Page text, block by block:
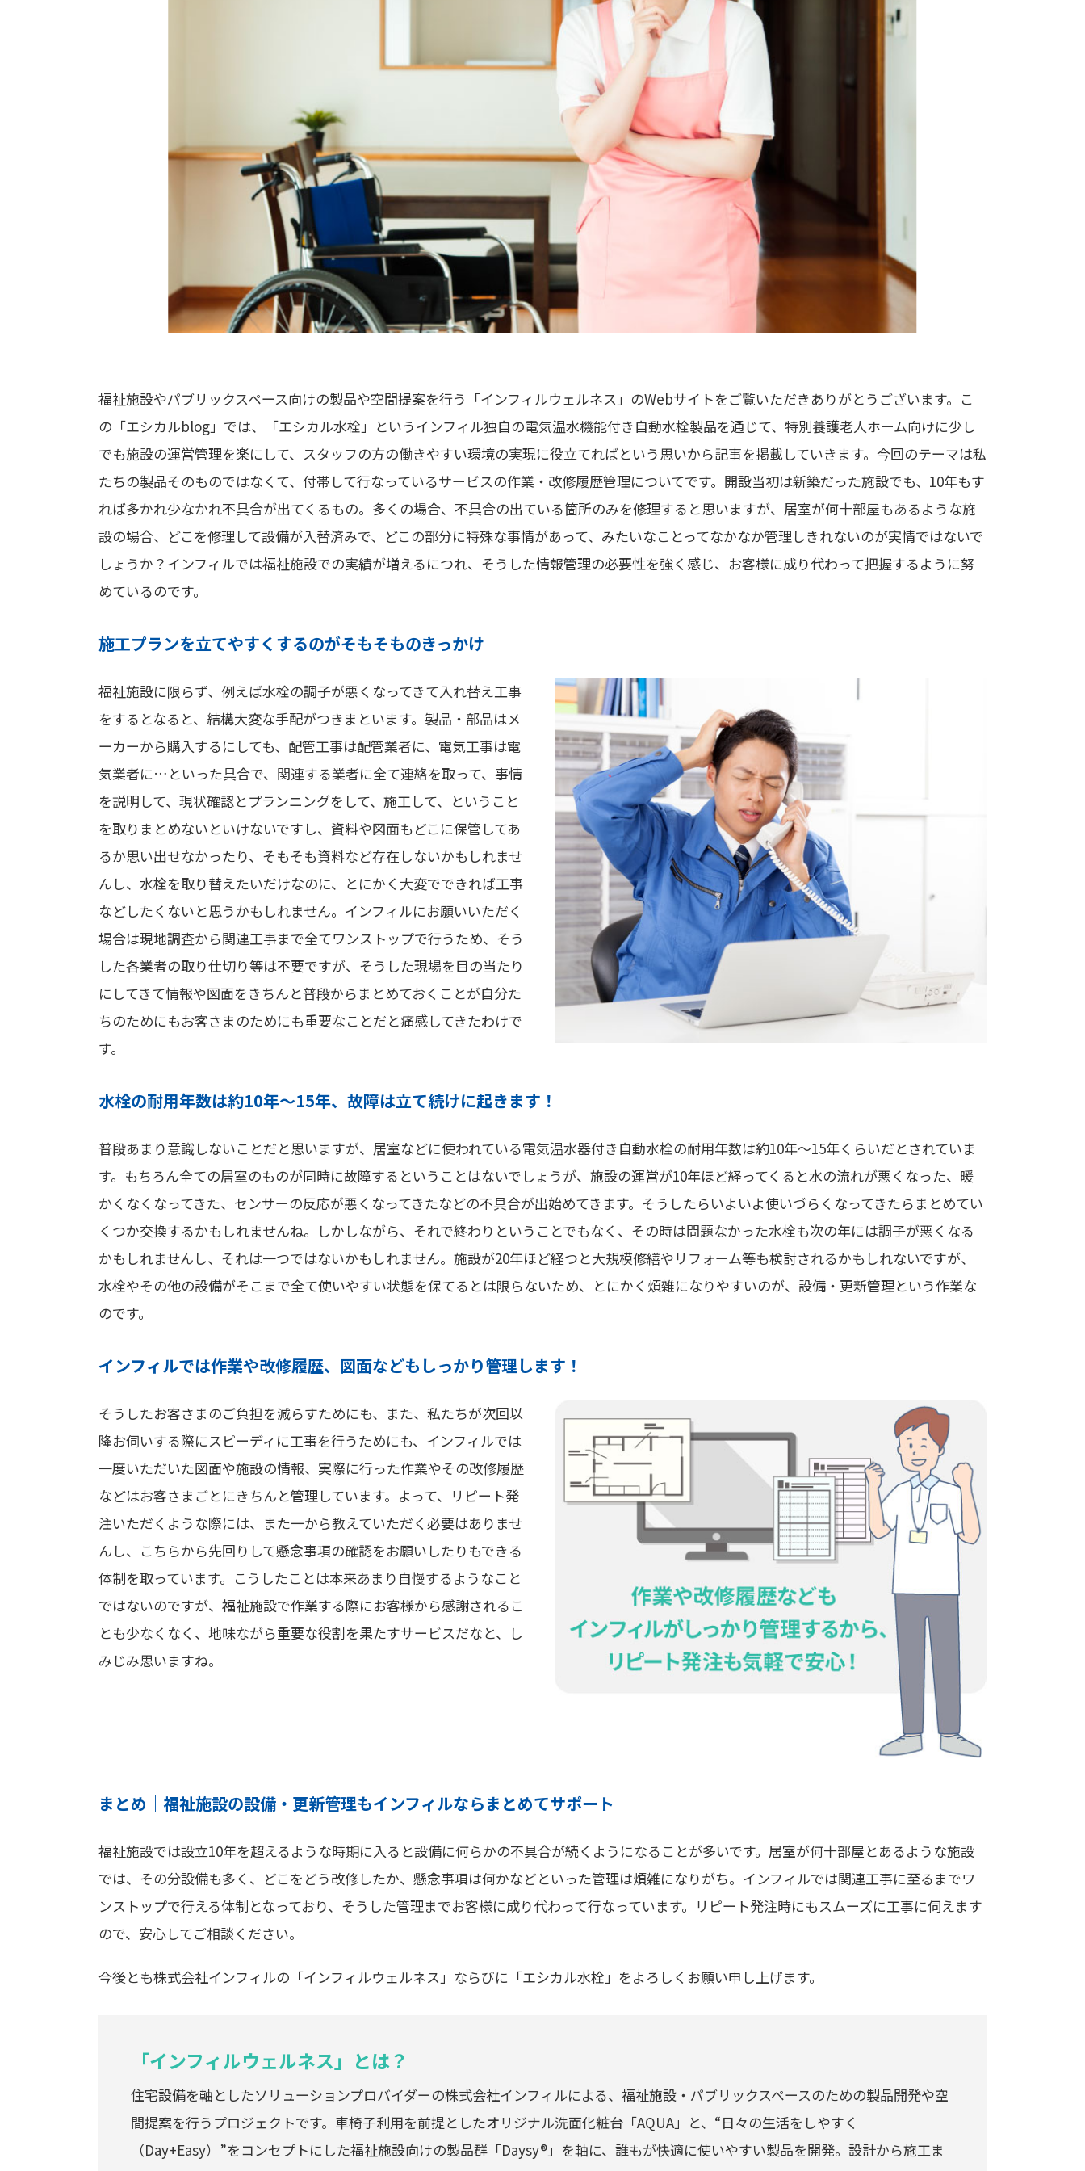
福祉施設やパブリックスペース向けの製品や空間提案を行う「インフィルウェルネス」のWebサイトをご覧いただきありがとうございます。こ
の「エシカルblog」では、「エシカル水栓」というインフィル独自の電気温水機能付き自動水栓製品を通じて、特別養護老人ホーム向けに少し
でも施設の運営管理を楽にして、スタッフの方の働きやすい環境の実現に役立てればという思いから記事を掲載していきます。今回のテーマは私
たちの製品そのものではなくて、付帯して行なっているサービスの作業・改修履歴管理についてです。開設当初は新築だった施設でも、10年もす
れば多かれ少なかれ不具合が出てくるもの。多くの場合、不具合の出ている箇所のみを修理すると思いますが、居室が何十部屋もあるような施
設の場合、どこを修理して設備が入替済みで、どこの部分に特殊な事情があって、みたいなことってなかなか管理しきれないのが実情ではないで
しょうか？インフィルでは福祉施設での実績が増えるにつれ、そうした情報管理の必要性を強く感じ、お客様に成り代わって把握するように努
めているのです。
施工プランを立てやすくするのがそもそものきっかけ
福祉施設に限らず、例えば水栓の調子が悪くなってきて入れ替え工事
をするとなると、結構大変な手配がつきまといます。製品・部品はメ
ーカーから購入するにしても、配管工事は配管業者に、電気工事は電
気業者に…といった具合で、関連する業者に全て連絡を取って、事情
を説明して、現状確認とプランニングをして、施工して、ということ
を取りまとめないといけないですし、資料や図面もどこに保管してあ
るか思い出せなかったり、そもそも資料など存在しないかもしれませ
んし、水栓を取り替えたいだけなのに、とにかく大変でできれば工事
などしたくないと思うかもしれません。インフィルにお願いいただく
場合は現地調査から関連工事まで全てワンストップで行うため、そう
した各業者の取り仕切り等は不要ですが、そうした現場を目の当たり
にしてきて情報や図面をきちんと普段からまとめておくことが自分た
ちのためにもお客さまのためにも重要なことだと痛感してきたわけで
す。
水栓の耐用年数は約10年〜15年、故障は立て続けに起きます！
普段あまり意識しないことだと思いますが、居室などに使われている電気温水器付き自動水栓の耐用年数は約10年〜15年くらいだとされていま
す。もちろん全ての居室のものが同時に故障するということはないでしょうが、施設の運営が10年ほど経ってくると水の流れが悪くなった、暖
かくなくなってきた、センサーの反応が悪くなってきたなどの不具合が出始めてきます。そうしたらいよいよ使いづらくなってきたらまとめてい
くつか交換するかもしれませんね。しかしながら、それで終わりということでもなく、その時は問題なかった水栓も次の年には調子が悪くなる
かもしれませんし、それは一つではないかもしれません。施設が20年ほど経つと大規模修繕やリフォーム等も検討されるかもしれないですが、
水栓やその他の設備がそこまで全て使いやすい状態を保てるとは限らないため、とにかく煩雑になりやすいのが、設備・更新管理という作業な
のです。
インフィルでは作業や改修履歴、図面などもしっかり管理します！
そうしたお客さまのご負担を減らすためにも、また、私たちが次回以
降お伺いする際にスピーディに工事を行うためにも、インフィルでは
一度いただいた図面や施設の情報、実際に行った作業やその改修履歴
などはお客さまごとにきちんと管理しています。よって、リピート発
注いただくような際には、また一から教えていただく必要はありませ
んし、こちらから先回りして懸念事項の確認をお願いしたりもできる
体制を取っています。こうしたことは本来あまり自慢するようなこと
ではないのですが、福祉施設で作業する際にお客様から感謝されるこ
とも少なくなく、地味ながら重要な役割を果たすサービスだなと、し
みじみ思いますね。
まとめ｜福祉施設の設備・更新管理もインフィルならまとめてサポート
福祉施設では設立10年を超えるような時期に入ると設備に何らかの不具合が続くようになることが多いです。居室が何十部屋とあるような施設
では、その分設備も多く、どこをどう改修したか、懸念事項は何かなどといった管理は煩雑になりがち。インフィルでは関連工事に至るまでワ
ンストップで行える体制となっており、そうした管理までお客様に成り代わって行なっています。リピート発注時にもスムーズに工事に伺えます
ので、安心してご相談ください。
今後とも株式会社インフィルの「インフィルウェルネス」ならびに「エシカル水栓」をよろしくお願い申し上げます。
「インフィルウェルネス」とは？
住宅設備を軸としたソリューションプロバイダーの株式会社インフィルによる、福祉施設・パブリックスペースのための製品開発や空
間提案を行うプロジェクトです。車椅子利用を前提としたオリジナル洗面化粧台「AQUA」と、“日々の生活をしやすく
（Day+Easy）”をコンセプトにした福祉施設向けの製品群「Daysy®」を軸に、誰もが快適に使いやすい製品を開発。設計から施工ま